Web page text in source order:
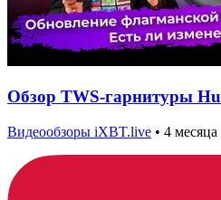
Обзор TWS-гарнитуры
Видеообзоры iXBT.live • 4 месяца